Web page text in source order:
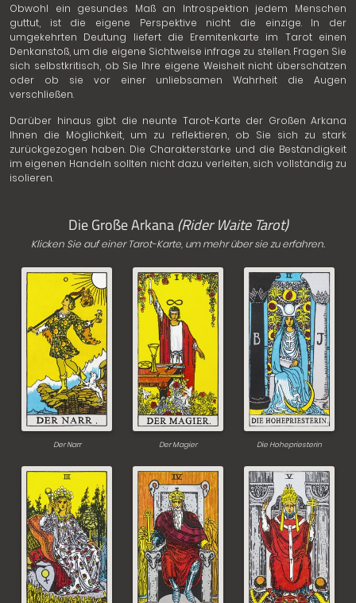
Obwohl ein gesundes Maß an Introspektion jedem Menschen
guttut, ist die eigene Perspektive nicht die einzige. In der
umgekehrten Deutung liefert die Eremitenkarte im Tarot einen
Denkanstoß, um die eigene Sichtweise infrage zu stellen. Fragen Sie
sich selbstkritisch, ob Sie Ihre eigene Weisheit nicht überschätzen
oder ob sie vor einer unliebsamen Wahrheit die Augen
verschließen.
Darüber hinaus gibt die neunte Tarot-Karte der Großen Arkana
Ihnen die Möglichkeit, um zu reflektieren, ob Sie sich zu stark
zurückgezogen haben. Die Charakterstärke und die Beständigkeit
im eigenen Handeln sollten nicht dazu verleiten, sich vollständig zu
isolieren.
Die Große Arkana(Rider Waite Tarot)
Klicken Sie auf einer Tarot-Karte, um mehr über sie zu erfahren.
Der Narr Der Magier Die Hohepriesterin